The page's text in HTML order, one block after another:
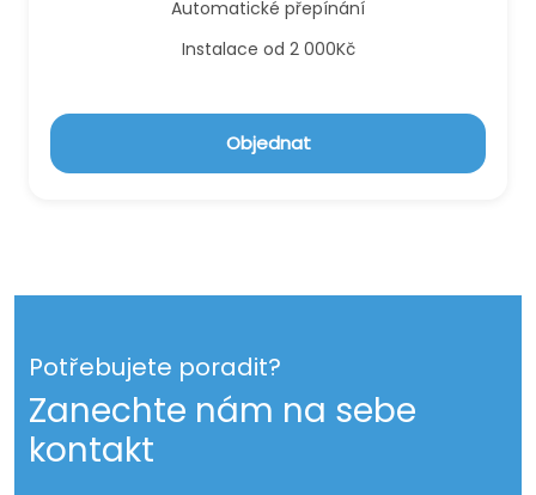
Automatické přepínání
Instalace od 2 000Kč
Objednat
Potřebujete poradit?
Zanechte nám na sebe
kontakt